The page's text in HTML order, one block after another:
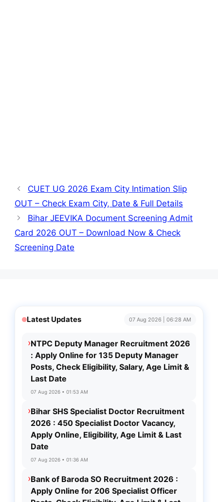
CUET UG 2026 Exam City Intimation Slip
OUT – Check Exam City, Date & Full Details
Bihar JEEVIKA Document Screening Admit
Card 2026 OUT – Download Now & Check
Screening Date
Latest Updates 07 Aug 2026 | 06:28 AM
›NTPC Deputy Manager Recruitment 2026
: Apply Online for 135 Deputy Manager
Posts, Check Eligibility, Salary, Age Limit &
Last Date
07 Aug 2026 • 01:53 AM
›Bihar SHS Specialist Doctor Recruitment
2026 : 450 Specialist Doctor Vacancy,
Apply Online, Eligibility, Age Limit & Last
Date
07 Aug 2026 • 01:36 AM
›Bank of Baroda SO Recruitment 2026 :
Apply Online for 206 Specialist Officer